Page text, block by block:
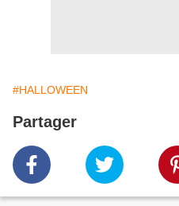
#HALLOWEEN
Partager